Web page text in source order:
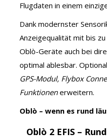
Flugdaten in einem
Dank modernster
Anzeigequalität mit bis zu
Oblò-Geräte auch bei
optimal ablesbar.
GPS-Modul, Flybox
Funktionenerweitern.
Oblò – wenn es rund
Oblò 2 EFIS –